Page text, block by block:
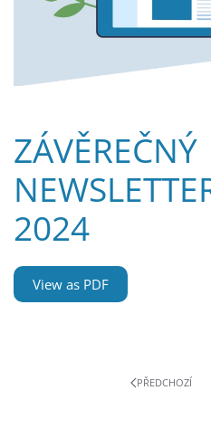
ZÁVĚREČNÝ
2024
View as PDF
PŘEDCHOZÍ